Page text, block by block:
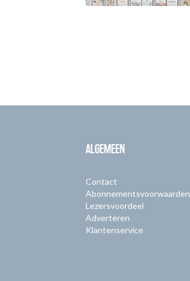
ALGEMEEN
Contact
Abonnementsvoorwaarden
Lezersvoordeel
Adverteren
Klantenservice